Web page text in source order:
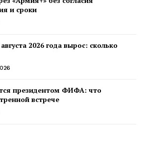
КавПолит
и сроки
2026 года вырос: сколько
президентом ФИФА: что
встрече